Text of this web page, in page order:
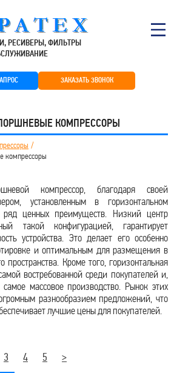
РЕСИВЕРЫ, ФИЛЬТРЫ
ЗАКАЗАТЬ ЗВОНОК
КОМПРЕССОРЫ
компрессоры
компрессор, благодаря своей
установленным в горизонтальном
ряд ценных преимуществ. Низкий центр
такой конфигурацией, гарантирует
устройства. Это делает его особенно
и оптимальным для размещения в
пространства. Кроме того, горизонтальная
востребованной среди покупателей и,
самое массовое производство. Рынок этих
разнообразием предложений, что
лучшие цены для покупателей.
3 4 5
>